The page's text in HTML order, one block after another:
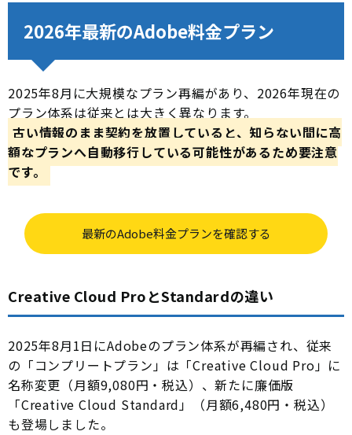
2026年最新のAdobe料金プラン
2025年8月に大規模なプラン再編があり、2026年現在の
プラン体系は従来とは大きく異なります。
古い情報のまま契約を放置していると、知らない間に高
額なプランへ自動移行している可能性があるため要注意
です。
最新のAdobe料金プランを確認する
Creative Cloud ProとStandardの違い
2025年8月1日にAdobeのプラン体系が再編され、従来
の「コンプリートプラン」は「Creative Cloud Pro」に
名称変更（月額9,080円・税込）、新たに廉価版
「Creative Cloud Standard」（月額6,480円・税込）
も登場しました。